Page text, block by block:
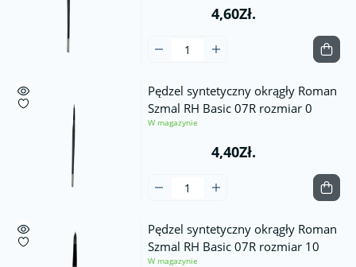
4,60Zł.
Pędzel syntetyczny okrągły Roman
Szmal RH Basic 07R rozmiar 0
W magazynie
4,40Zł.
Pędzel syntetyczny okrągły Roman
Szmal RH Basic 07R rozmiar 10
W magazynie